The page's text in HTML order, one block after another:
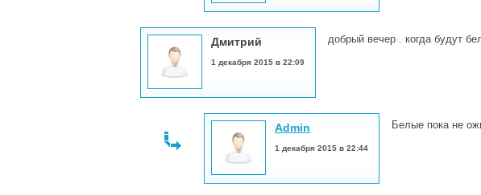
Дмитрий
1 декабря 2015 в 22:09
добрый вечер . когда будут
Admin
1 декабря 2015 в 22:44
Белые пока не